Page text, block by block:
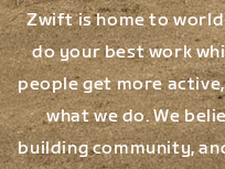
Zwift is home to
do your best work
people get more
what we do. We
building community,